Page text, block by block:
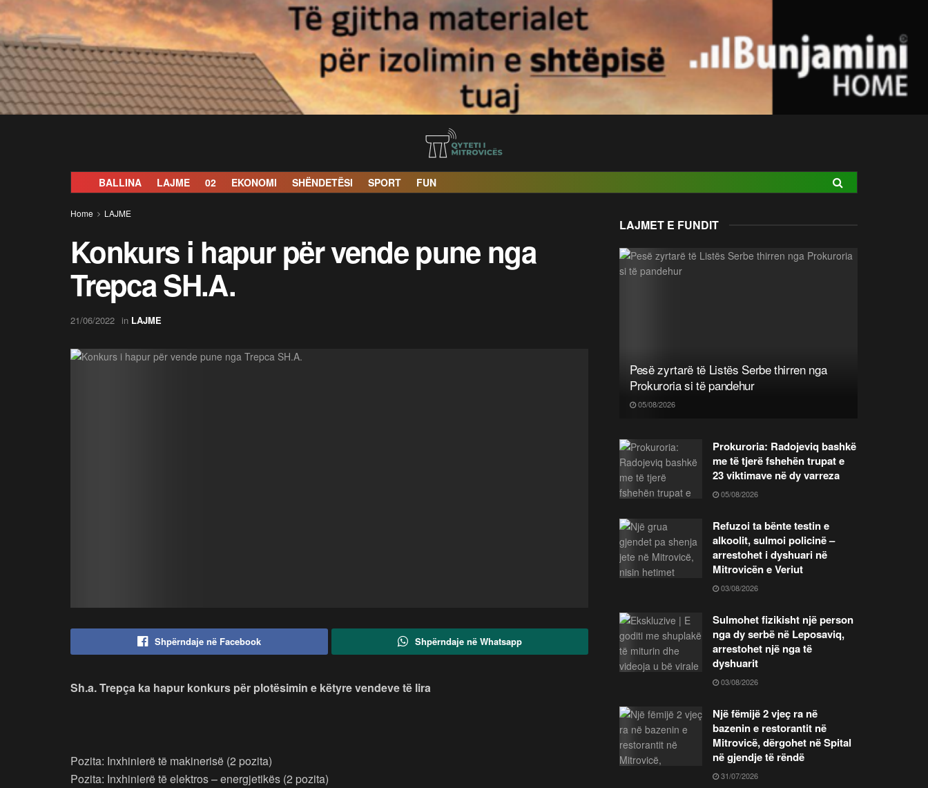
BALLINA LAJME 02 EKONOMI SHËNDETËSI SPORT FUN
Home LAJME
Konkurs i hapur për vende pune nga
Trepca SH.A.
21/06/2022 in LAJME
Shpërndaje në Facebook Shpërndaje në Whatsapp
Sh.a. Trepça ka hapur konkurs për plotësimin e këtyre vendeve të lira
Pozita: Inxhinierë të makinerisë (2 pozita)
Pozita: Inxhinierë të elektros – energjetikës (2 pozita)
LAJMET E FUNDIT
Pesë zyrtarë të Listës Serbe thirren nga
Prokuroria si të pandehur
05/08/2026
Prokuroria: Radojeviq bashkë
me të tjerë fshehën trupat e
23 viktimave në dy varreza
05/08/2026
Refuzoi ta bënte testin e
alkoolit, sulmoi policinë –
arrestohet i dyshuari në
Mitrovicën e Veriut
03/08/2026
Sulmohet fizikisht një person
nga dy serbë në Leposaviq,
arrestohet një nga të
dyshuarit
03/08/2026
Një fëmijë 2 vjeç ra në
bazenin e restorantit në
Mitrovicë, dërgohet në Spital
në gjendje të rëndë
31/07/2026